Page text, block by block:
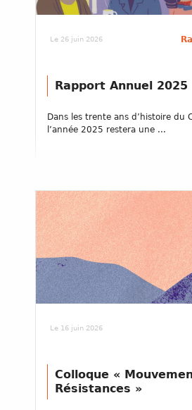
Le 26 juin 2026
Rapport Annuel 2025
Dans les trente ans d’histoire du
l’année 2025 restera une ...
Le 16 juin 2026
Colloque «
Résistances »